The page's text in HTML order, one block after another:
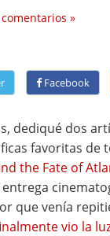
»
Facebook
dediqué dos
favoritas de
the Fate of
que venía
vio la